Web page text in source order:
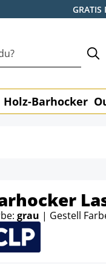
GRATIS
Holz-Barhocker
grau | Gestell